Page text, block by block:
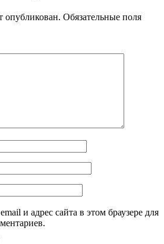
опубликован. Обязательные поля
и адрес сайта в этом браузере для